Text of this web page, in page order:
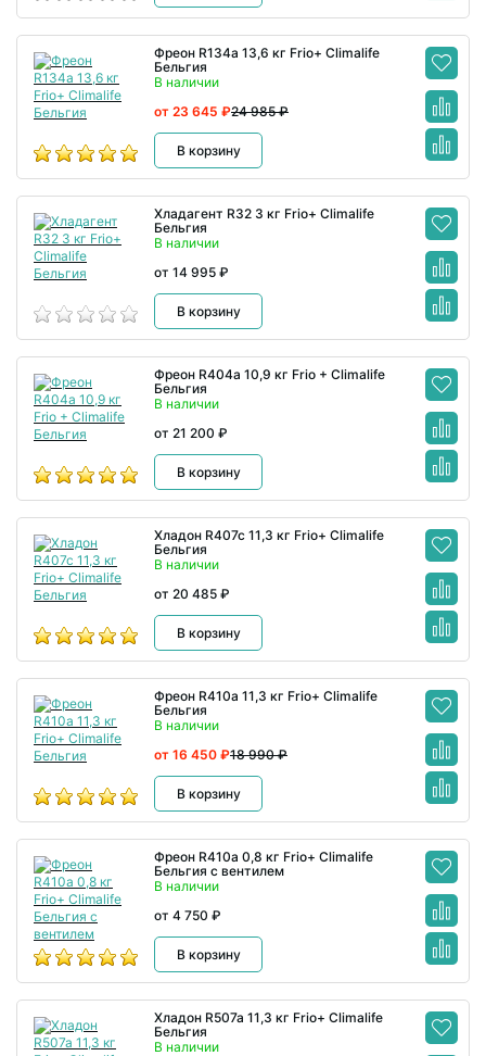
Фреон R134а 13,6 кг Frio+ Climalife
Бельгия
В наличии
24 985 ₽
от 23 645 ₽
В корзину
Хладагент R32 3 кг Frio+ Climalife
Бельгия
В наличии
от 14 995 ₽
В корзину
Фреон R404a 10,9 кг Frio + Climalife
Бельгия
В наличии
от 21 200 ₽
В корзину
Хладон R407c 11,3 кг Frio+ Climalife
Бельгия
В наличии
от 20 485 ₽
В корзину
Фреон R410a 11,3 кг Frio+ Climalife
Бельгия
В наличии
18 990 ₽
от 16 450 ₽
В корзину
Фреон R410a 0,8 кг Frio+ Climalife
Бельгия с вентилем
В наличии
от 4 750 ₽
В корзину
Хладон R507a 11,3 кг Frio+ Climalife
Бельгия
В наличии